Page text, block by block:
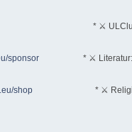
* ⚔
sponsor * ⚔ Literatur:
shop * ⚔